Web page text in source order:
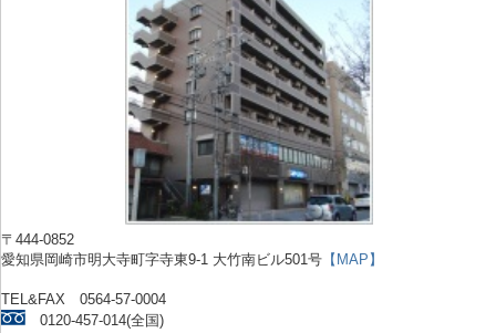
〒444-0852
愛知県岡崎市明大寺町字寺東9-1 大竹南ビル501号 【MAP】
TEL&FAX 0564-57-0004
0120-457-014(全国)